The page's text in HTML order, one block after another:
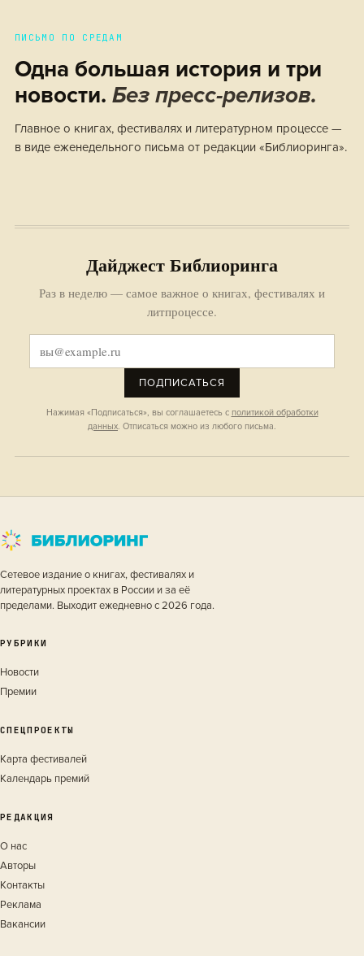
ПИСЬМО ПО СРЕДАМ
Одна большая история и три
новости. Без пресс-релизов.
Главное о книгах, фестивалях и литературном процессе —
в виде еженедельного письма от редакции «Библиоринга».
Дайджест Библиоринга
Раз в неделю — самое важное о книгах, фестивалях и
литпроцессе.
ПОДПИСАТЬСЯ
Нажимая «Подписаться», вы соглашаетесь с политикой обработки
данных. Отписаться можно из любого письма.
Сетевое издание о книгах, фестивалях и
литературных проектах в России и за её
пределами. Выходит ежедневно с 2026 года.
РУБРИКИ
Новости
Премии
СПЕЦПРОЕКТЫ
Карта фестивалей
Календарь премий
РЕДАКЦИЯ
О нас
Авторы
Контакты
Реклама
Вакансии